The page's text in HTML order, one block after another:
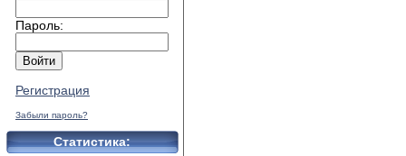
Пароль:
Регистрация
Забыли пароль?
Статистика: